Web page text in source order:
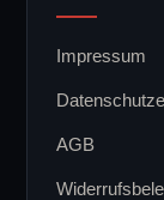
Impressum
AGB